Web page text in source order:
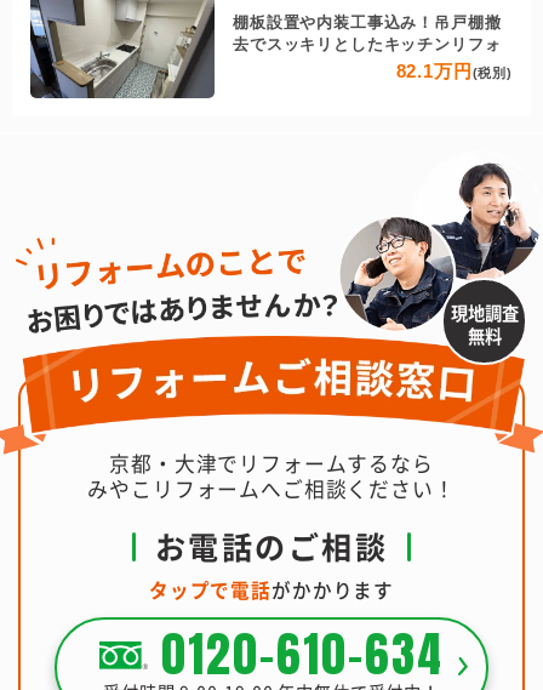
棚板設置や内装工事込み！吊戸棚撤
去でスッキリとしたキッチンリフォ
82.1万円 (税別)
現地調査
無料
京都・大津でリフォームするなら
みやこリフォームへご相談ください！
お電話のご相談
タップで電話がかかります
0120-610-634